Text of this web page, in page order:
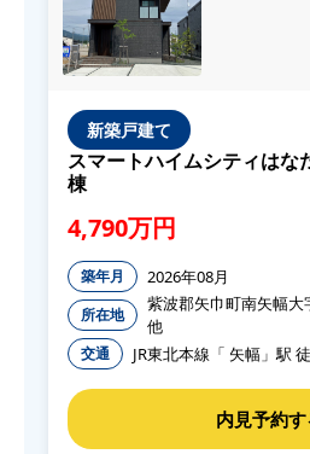
新築戸建て
スマートハイムシティはな
棟
4,790万円
築年月 2026年08月
所在地
紫波郡矢巾町南矢幅
他
交通 JR東北本線「 矢幅」駅